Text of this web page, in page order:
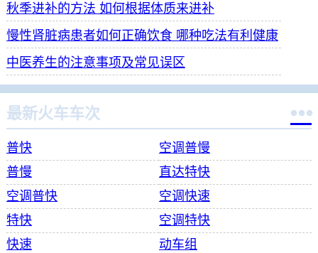
秋季进补的方法 如何根据体质来进补
慢性肾脏病患者如何正确饮食 哪种吃法有利健康
中医养生的注意事项及常见误区
最新火车车次 
普快
空调普慢
普慢
直达特快
空调普快
空调快速
特快
空调特快
快速
动车组